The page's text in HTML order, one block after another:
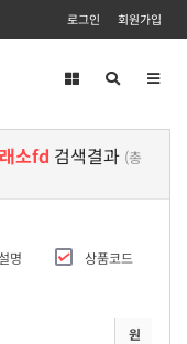
로그인 회원가입
소fd 검색결과 (총
명 상품코드
원